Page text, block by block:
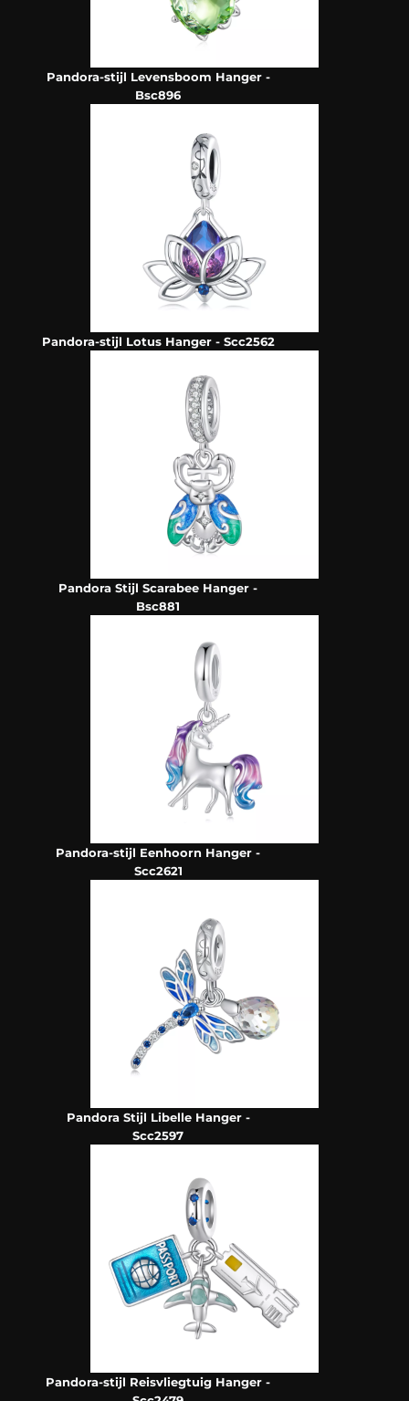
Pandora-stijl Levensboom Hanger -
Bsc896
Pandora-stijl Lotus Hanger - Scc2562
Pandora Stijl Scarabee Hanger -
Bsc881
Pandora-stijl Eenhoorn Hanger -
Scc2621
Pandora Stijl Libelle Hanger -
Scc2597
Pandora-stijl Reisvliegtuig Hanger -